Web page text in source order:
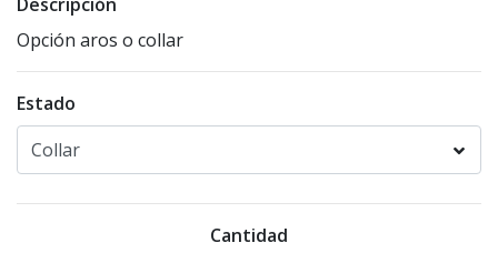
Opción aros o collar
Estado
Cantidad